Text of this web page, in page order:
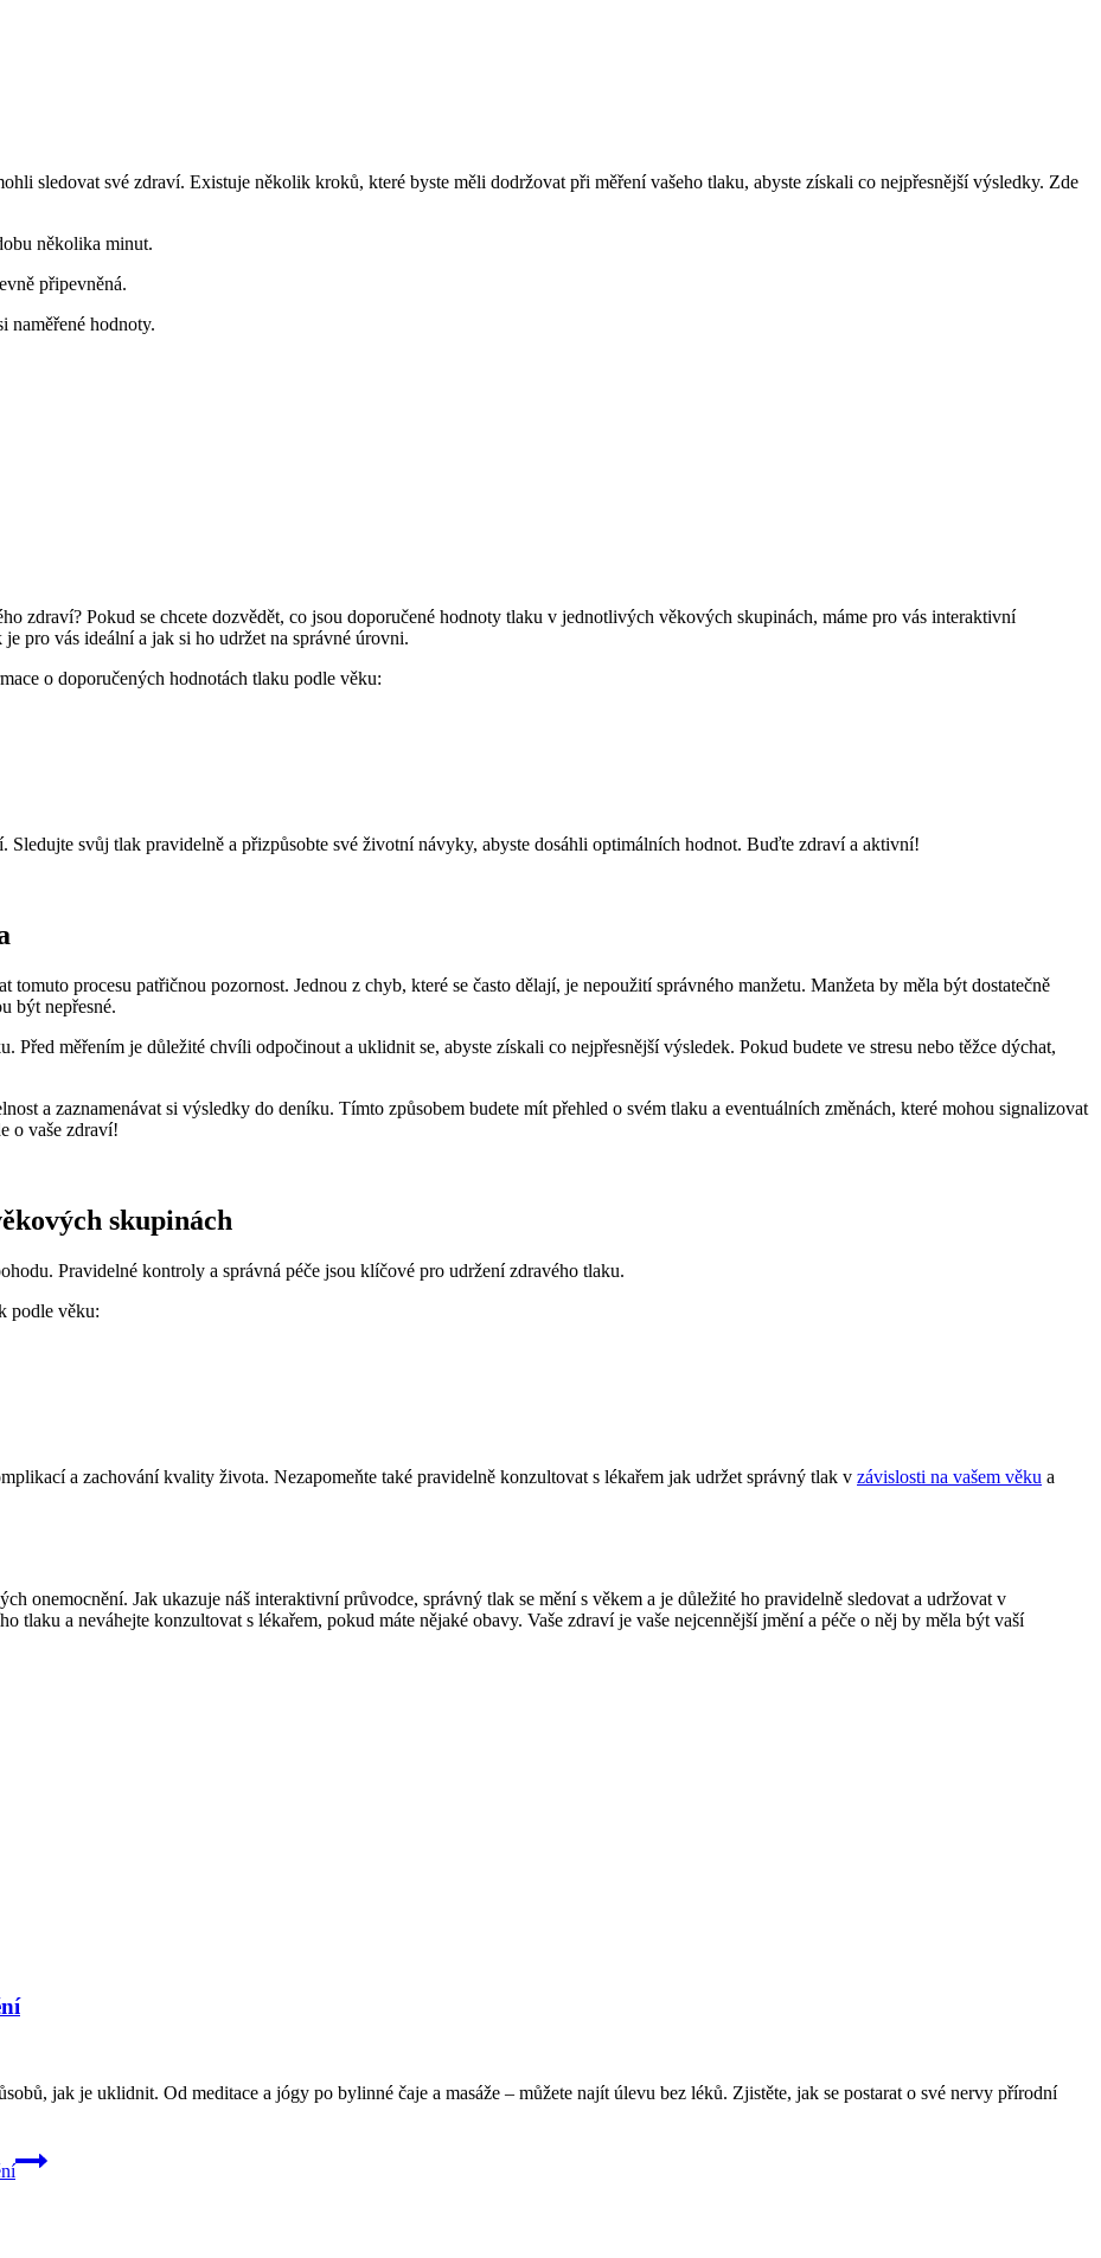
sledovat své zdraví. Existuje několik kroků, které byste měli dodržovat při měření vašeho tlaku, abyste získali co nejpřesnější výsledky. Zde
několika minut.
připevněná.
naměřené hodnoty.
zdraví? Pokud se chcete dozvědět, co jsou doporučené hodnoty tlaku v jednotlivých věkových skupinách, máme pro vás interaktivní
pro vás ideální a jak si ho udržet na správné úrovni.
o doporučených hodnotách tlaku podle věku:
Sledujte svůj tlak pravidelně a přizpůsobte své životní návyky, abyste dosáhli optimálních hodnot. Buďte zdraví a aktivní!
procesu patřičnou pozornost. Jednou z chyb, které se často dělají, je nepoužití správného manžetu. Manžeta by měla být dostatečně
být nepřesné.
Před měřením je důležité chvíli odpočinout a uklidnit se, abyste získali co nejpřesnější výsledek. Pokud budete ve stresu nebo těžce dýchat,
a zaznamenávat si výsledky do deníku. Tímto způsobem budete mít přehled o svém tlaku a eventuálních změnách, které mohou signalizovat
o vaše zdraví!
skupinách
Pravidelné kontroly a správná péče jsou klíčové pro udržení zdravého tlaku.
podle věku:
a zachování kvality života. Nezapomeňte také pravidelně konzultovat s lékařem jak udržet správný tlak v závislosti na vašem věku a
onemocnění. Jak ukazuje náš interaktivní průvodce, správný tlak se mění s věkem a je důležité ho pravidelně sledovat a udržovat v
a neváhejte konzultovat s lékařem, pokud máte nějaké obavy. Vaše zdraví je vaše nejcennější jmění a péče o něj by měla být vaší
jak je uklidnit. Od meditace a jógy po bylinné čaje a masáže – můžete najít úlevu bez léků. Zjistěte, jak se postarat o své nervy přírodní